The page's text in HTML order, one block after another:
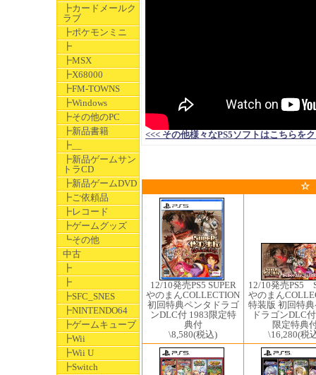
┣カードメールク
ラブ
┣ポケモンミニ
┣
┣MSX
┣X68000
┣FM-TOWNS
┣Windows
┣その他のPC
┣新品書籍
┣__
┣新品ゲームサン
トラCD
┣新品ゲームDVD
┣ご依頼品
┣レコード
┣ゲームグッズ
┗その他
中古
┣
┣
┣SFC_SNES
┣NINTENDO64
┣ゲームキューブ
┣Wii
┣Wii U
┣Switch
<<< その他様々なPS5ソフトはこちらを
☆
12/10発売PS5 ​SUPER
やのまんCOLLECTION
初回特典ペンタドラゴ
ンDLC付 1983限定特
典付
\8,580(税込)
12/10発売PS5
やのまん
特装版 初回特
ドラゴンDLC
限定特典
\16,280(税